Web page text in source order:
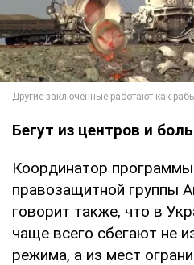
Бегут из центров и
Координатор
правозащитной группы
говорит также, что в
чаще всего сбегают не
режима, а из мест